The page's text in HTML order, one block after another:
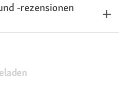
-rezensionen